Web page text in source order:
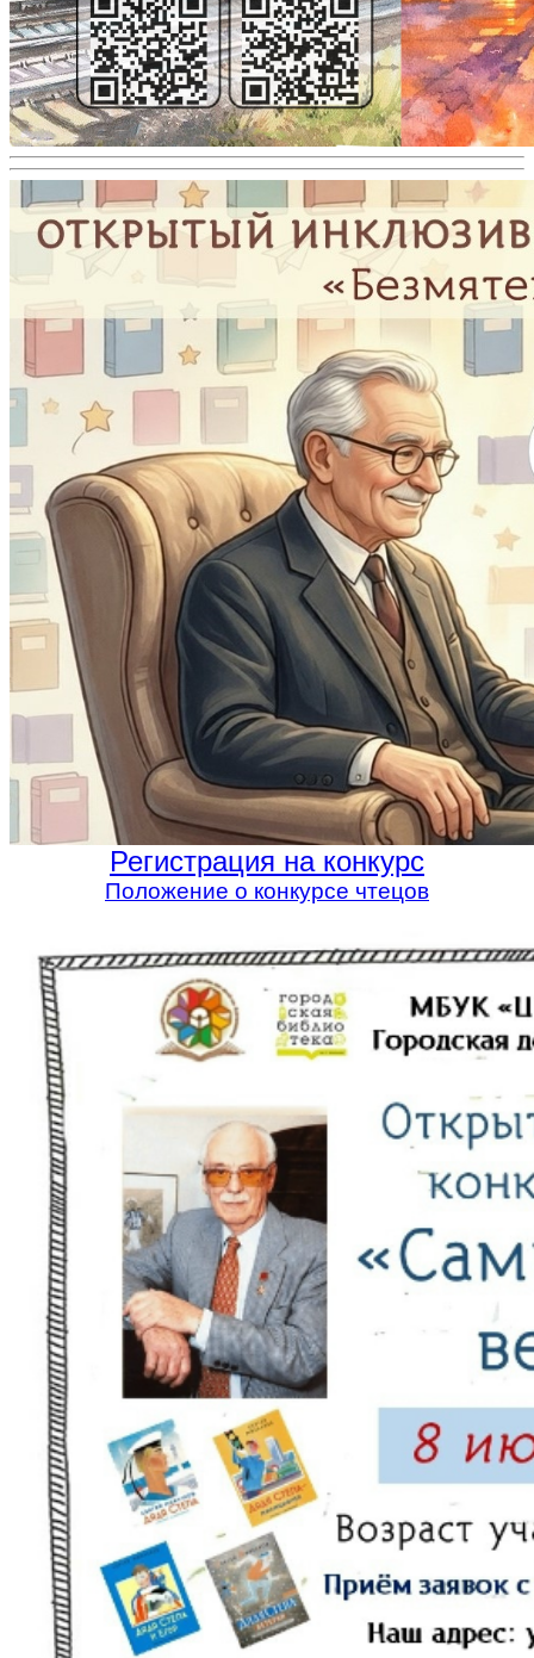
Регистрация на конкурс
Положение о конкурсе чтецов